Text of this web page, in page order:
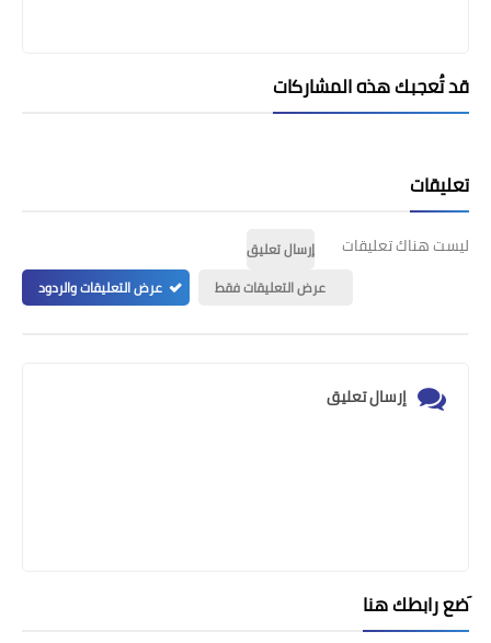
قد تُعجبك هذه المشاركات
تعليقات
ليست هناك تعليقات
إرسال تعليق
عرض التعليقات فقط
عرض التعليقات والردود
إرسال تعليق
َضع رابطك هنا